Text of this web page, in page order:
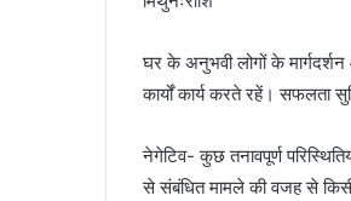
घर के अनुभवी लोगों के
कार्यों कार्य करते रहें। सफलता
नेगेटिव- कुछ तनावपूर्ण
से संबंधित मामले की वजह से